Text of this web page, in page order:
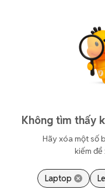
Không tìm thấy
Hãy xóa một số
kiếm để
Laptop